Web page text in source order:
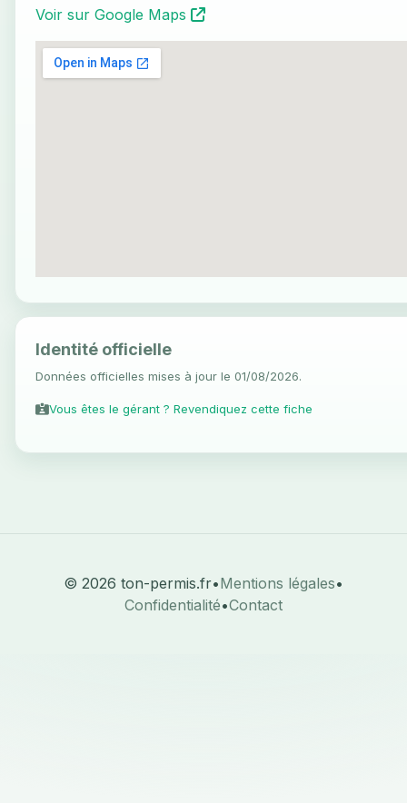
Voir sur Google Maps
Identité officielle
Données officielles mises à jour le 01/08/2026.
Vous êtes le gérant ? Revendiquez cette fiche
© 2026 ton-permis.fr•Mentions légales•
Confidentialité•Contact